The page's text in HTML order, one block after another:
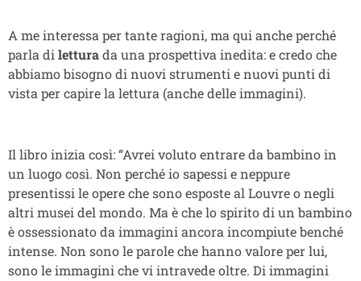
A me interessa per tante ragioni, ma qui anche perché
parla di letturada una prospettiva inedita: e credo che
abbiamo bisogno di nuovi strumenti e nuovi punti di
vista per capire la lettura (anche delle immagini).
Il libro inizia così: “Avrei voluto entrare da bambino in
un luogo così. Non perché io sapessi e neppure
presentissi le opere che sono esposte al Louvre o negli
altri musei del mondo. Ma è che lo spirito di un bambino
è ossessionato da immagini ancora incompiute benché
intense. Non sono le parole che hanno valore per lui,
sono le immagini che vi intravede oltre. Di immagini